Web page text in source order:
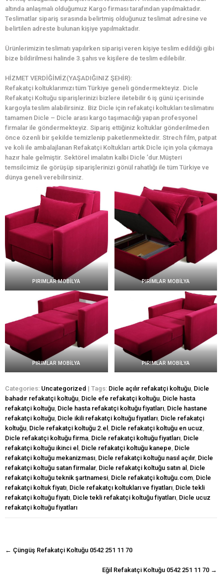
altında anlaşmalı olduğumuz Kargo firması tarafından yapılmaktadır.
Teslimatlar sipariş sırasında belirtmiş olduğunuz teslimat adresine ve
belirtilen adreste bulunan kişiye yapılmaktadır.
Ürünlerimizin teslimatı yapılırken siparişi veren kişiye teslim edildiği gibi
bize bildirilmesi halinde 3.şahıs ve kişilere de teslim edilebilir.
HİZMET VERDİĞİMİZ(YAŞADIĞINIZ ŞEHİR):
Refakatçi koltuklarımızı tüm Türkiye geneli göndermekteyiz. Dicle
Refakatçi Koltuğu siparişlerinizi bizlere iletebilir 6 iş günü içerisinde
kargoyla teslim alabilirsiniz. Biz Dicle için refakatçi koltukları teslimatını
tamamen Dicle – Dicle arası kargo taşımacılığı yapan profesyonel
firmalar ile göndermekteyiz. Sipariş ettiğiniz koltuklar gönderilmeden
önce özenli bir şekilde temizlenip paketlenmektedir. Strech film, patpat
ve koli ile ambalajlanan Refakatçi Koltukları artık Dicle için yola çıkmaya
hazır hale gelmiştir. Sektörel imalatın kalbi Dicle ’dur.Müşteri
temsilcimiz ile görüşüp siparişlerinizi gönül rahatlığı ile tüm Türkiye ve
dünya geneli verebilirsiniz.
PIRIMLAR MOBİLYA PIRIMLAR MOBİLYA
PIRIMLAR MOBİLYA PIRIMLAR MOBİLYA
Categories: Uncategorized | Tags: Dicle açılır refakatçi koltuğu Dicle
bahadır refakatçi koltuğu Dicle efe refakatçi koltuğu Dicle hasta
refakatçi koltuğu Dicle hasta refakatçi koltuğu fiyatları Dicle hastane
refakatçi koltuğu Dicle ikili refakatçi koltuğu fiyatları Dicle refakatçi
koltuğu Dicle refakatçi koltuğu 2.el Dicle refakatçi koltuğu en ucuz
Dicle refakatçi koltuğu firma Dicle refakatçi koltuğu fiyatları Dicle
refakatçi koltuğu ikinci el
Dicle refakatçi koltuğu kanepe Dicle
refakatçi koltuğu mekanizması Dicle refakatçi koltuğu nasıl açılır, Dicle
refakatçi koltuğu satan firmalar, Dicle refakatçi koltuğu satın al
Dicle
refakatçi koltuğu teknik şartnamesi Dicle refakatçi koltuğu.com Dicle
refakatçi koltuk fiyatı Dicle refakatçı koltukları ve fiyatları Dicle tekli
refakatçi koltuğu fiyatı Dicle tekli refakatçi koltuğu fiyatları Dicle ucuz
refakatçi koltuğu fiyatları
navigasyon
← Çüngüş Refakatçi Koltuğu 0542 251 11 70
Eğil Refakatçi Koltuğu 0542 251 11 70 →